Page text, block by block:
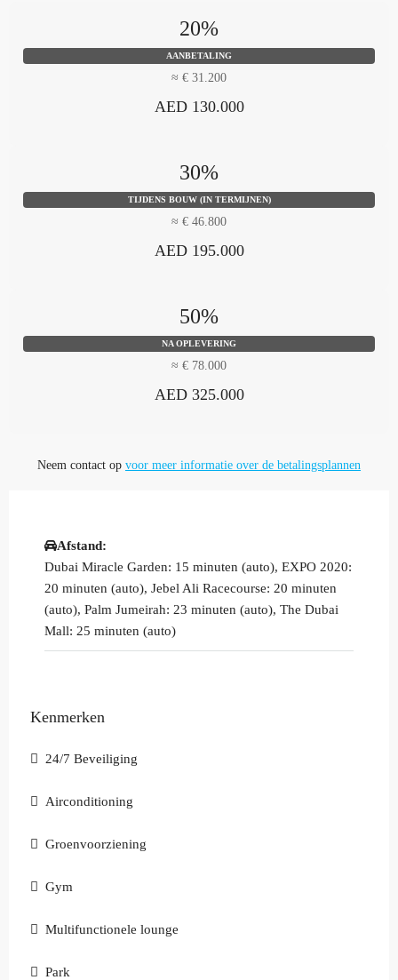
20%
AANBETALING
≈ € 31.200
AED 130.000
30%
TIJDENS BOUW (IN TERMIJNEN)
≈ € 46.800
AED 195.000
50%
NA OPLEVERING
≈ € 78.000
AED 325.000
Neem contact op voor meer informatie over de betalingsplannen
Afstand:
Dubai Miracle Garden: 15 minuten (auto), EXPO 2020:
20 minuten (auto), Jebel Ali Racecourse: 20 minuten
(auto), Palm Jumeirah: 23 minuten (auto), The Dubai
Mall: 25 minuten (auto)
Kenmerken
24/7 Beveiliging
Airconditioning
Groenvoorziening
Gym
Multifunctionele lounge
Park